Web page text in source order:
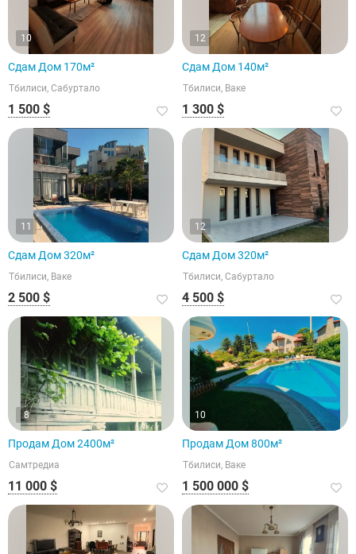
10
Сдам Дом 170м²
Тбилиси, Сабуртало
1 500 $
12
Сдам Дом 140м²
Тбилиси, Ваке
1 300 $
11
Сдам Дом 320м²
Тбилиси, Ваке
2 500 $
12
Сдам Дом 320м²
Тбилиси, Сабуртало
4 500 $
8
Продам Дом 2400м²
Самтредиа
11 000 $
10
Продам Дом 800м²
Тбилиси, Ваке
1 500 000 $